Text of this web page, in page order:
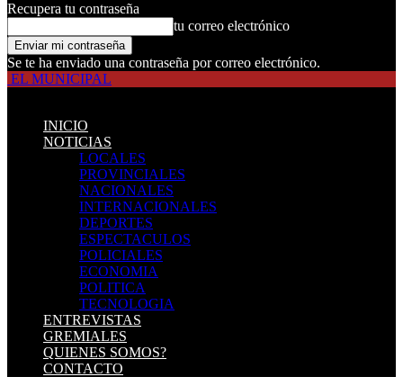
Recupera tu contraseña
tu correo electrónico
Se te ha enviado una contraseña por correo electrónico.
EL MUNICIPAL
INICIO
NOTICIAS
LOCALES
PROVINCIALES
NACIONALES
INTERNACIONALES
DEPORTES
ESPECTACULOS
POLICIALES
ECONOMIA
POLITICA
TECNOLOGIA
ENTREVISTAS
GREMIALES
QUIENES SOMOS?
CONTACTO